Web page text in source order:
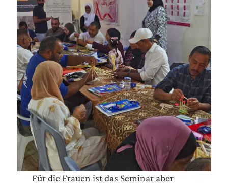
Für die Frau­en ist das Semi­nar aber